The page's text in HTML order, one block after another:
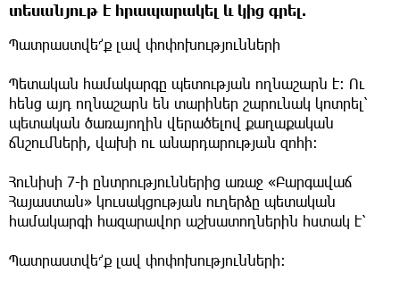
տեսանյութ է հրապարակել և կից գրել.
Պատրաստվե՜ք լավ փոփոխությունների
Պետական համակարգը պետության ողնաշարն է։ Ու
հենց այդ ողնաշարն են տարիներ շարունակ կոտրել՝
պետական ծառայողին վերածելով քաղաքական
ճնշումների, վախի ու անարդարության զոհի։
Հունիսի 7-ի ընտրություններից առաջ «Բարգավաճ
Հայաստան» կուսակցության ուղերձը պետական
համակարգի հազարավոր աշխատողներին հստակ է՝
Պատրաստվե՜ք լավ փոփոխությունների։